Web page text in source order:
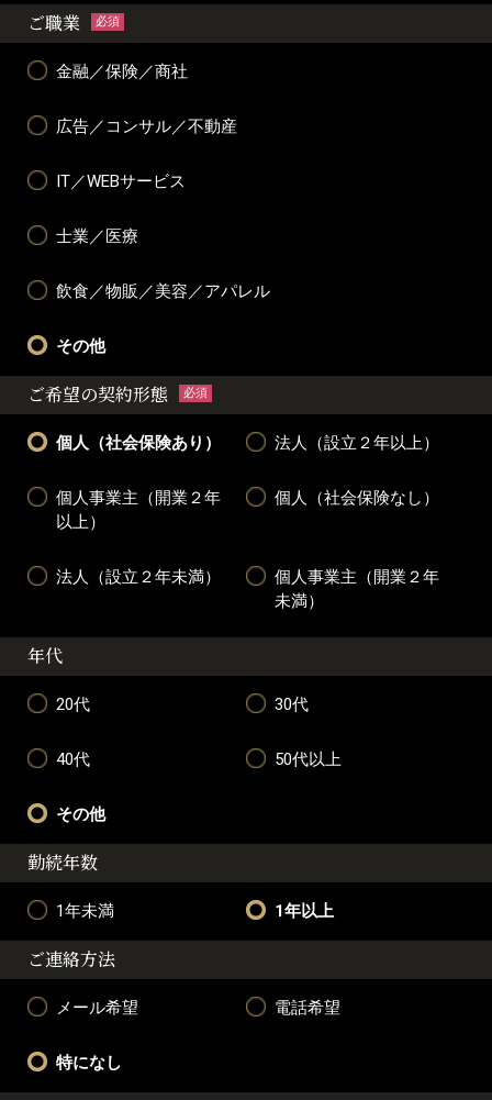
ご職業 必須
金融／保険／商社
広告／コンサル／不動産
IT／WEBサービス
士業／医療
飲食／物販／美容／アパレル
その他
ご希望の契約形態 必須
個人（社会保険あり） 法人（設立２年以上）
個人事業主（開業２年
以上）
個人（社会保険なし）
法人（設立２年未満）
個人事業主（開業２年
未満）
年代
20代 30代
40代 50代以上
その他
勤続年数
1年未満 1年以上
ご連絡方法
メール希望 電話希望
特になし